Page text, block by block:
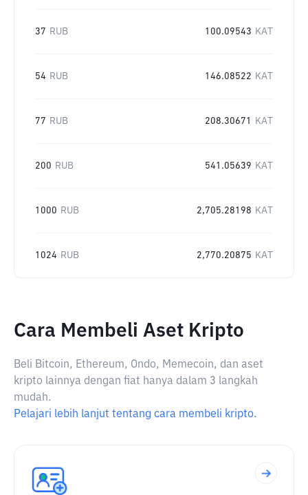
37 RUB 100.09543 KAT
54 RUB 146.08522 KAT
77 RUB 208.30671 KAT
200 RUB 541.05639 KAT
1000 RUB 2,705.28198 KAT
1024 RUB 2,770.20875 KAT
Cara Membeli Aset Kripto
Beli Bitcoin, Ethereum, Ondo, Memecoin, dan aset
kripto lainnya dengan fiat hanya dalam 3 langkah
mudah.
Pelajari lebih lanjut tentang cara membeli kripto.